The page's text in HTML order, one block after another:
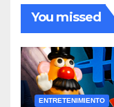
You missed
ENTRETENIMIENTO